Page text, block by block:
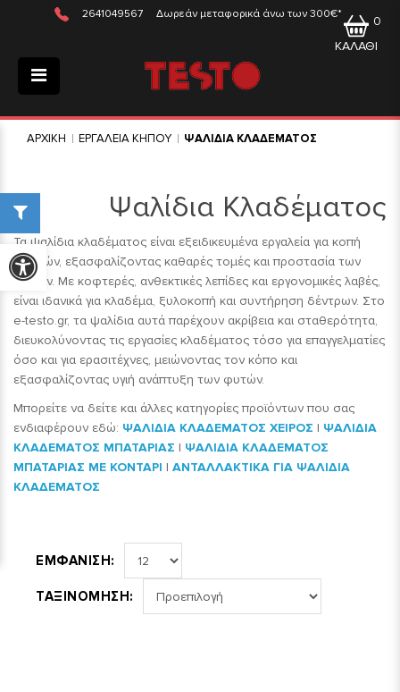
2641049567 Δωρεάν μεταφορικά άνω των 300€*
ΚΑΛΑΘΙ
0
ΑΡΧΙΚΗ ΕΡΓΑΛΕΙΑ ΚΗΠΟΥ ΨΑΛΙΔΙΑ ΚΛΑΔΕΜΑΤΟΣ
Ψαλίδια Κλαδέματος
Τα ψαλίδια κλαδέματος είναι εξειδικευμένα εργαλεία για κοπή
κλαδιών, εξασφαλίζοντας καθαρές τομές και προστασία των
φυτών. Με κοφτερές, ανθεκτικές λεπίδες και εργονομικές λαβές,
είναι ιδανικά για κλαδέμα, ξυλοκοπή και συντήρηση δέντρων. Στο
e-testo.gr, τα ψαλίδια αυτά παρέχουν ακρίβεια και σταθερότητα,
διευκολύνοντας τις εργασίες κλαδέματος τόσο για επαγγελματίες
όσο και για ερασιτέχνες, μειώνοντας τον κόπο και
εξασφαλίζοντας υγιή ανάπτυξη των φυτών.
Μπορείτε να δείτε και άλλες κατηγορίες προϊόντων που σας
ενδιαφέρουν εδώ: ΨΑΛΙΔΙΑ ΚΛΑΔΕΜΑΤΟΣ ΧΕΙΡΟΣ | ΨΑΛΙΔΙΑ
ΚΛΑΔΕΜΑΤΟΣ ΜΠΑΤΑΡΙΑΣ | ΨΑΛΙΔΙΑ ΚΛΑΔΕΜΑΤΟΣ
ΜΠΑΤΑΡΙΑΣ ΜΕ ΚΟΝΤΑΡΙ | ΑΝΤΑΛΛΑΚΤΙΚΑ ΓΙΑ ΨΑΛΙΔΙΑ
ΚΛΑΔΕΜΑΤΟΣ
ΕΜΦΑΝΙΣΗ:
ΤΑΞΙΝΟΜΗΣΗ:
Προσβασιμότητα